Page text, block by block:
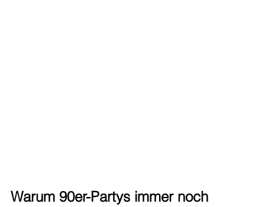
Warum 90er-Partys immer noch